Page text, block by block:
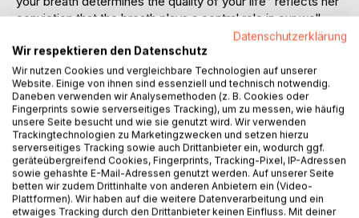
conviction that the breath plays a central role in our well-
being. With VAGUS FLOW®, she shows how the breath
helps us to stay anchored in our dynamic everyday lives
and to de-stress through conscious breathing without
having to step out of our active lives.
Dr Ingfried Hobert, MD, aptly describes the impact and
depth of Christina's work: "I am touched by the mindful
honesty and authenticity with which Christina Koller takes
us on a journey to ourselves through the "art of breathing".
In a gentle way, she reveals the secrets of the refreshing
and enchanting power of conscious and observant
Datenschutzerklärung
Wir respektieren den Datenschutz
Wir nutzen Cookies und vergleichbare Technologien auf unserer
Website. Einige von ihnen sind essenziell und technisch notwendig.
Daneben verwenden wir Analysemethoden (z. B. Cookies oder
Fingerprints sowie serverseitiges Tracking), um zu messen, wie häufig
unsere Seite besucht und wie sie genutzt wird. Wir verwenden
Trackingtechnologien zu Marketingzwecken und setzen hierzu
serverseitiges Tracking sowie auch Drittanbieter ein, wodurch ggf.
geräteübergreifend Cookies, Fingerprints, Tracking-Pixel, IP-Adressen
sowie gehashte E-Mail-Adressen genutzt werden. Auf unserer Seite
betten wir zudem Drittinhalte von anderen Anbietern ein (Video-
Plattformen). Wir haben auf die weitere Datenverarbeitung und ein
etwaiges Tracking durch den Drittanbieter keinen Einfluss. Mit deiner